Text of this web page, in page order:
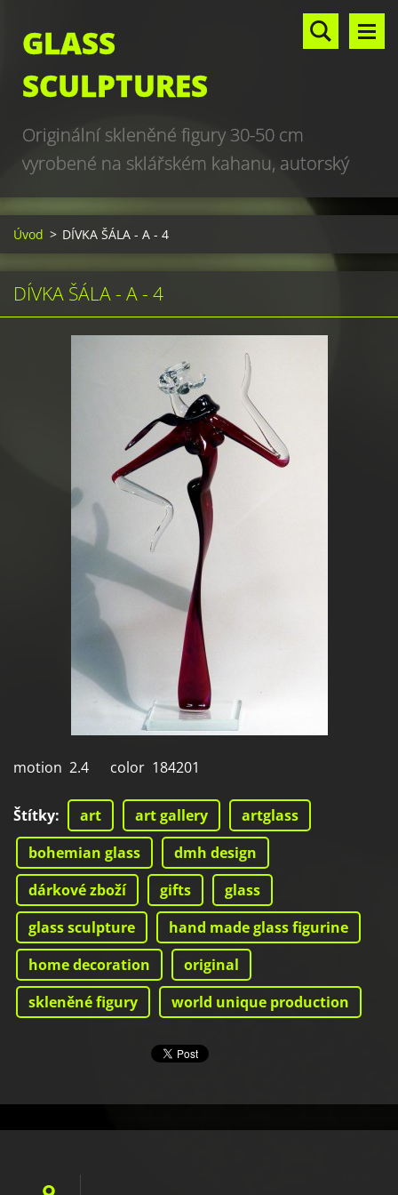
GLASS
SCULPTURES
Originální skleněné figury 30-50 cm
vyrobené na sklářském kahanu, autorský
design, hand made, art glass sculptures,
world unique production
Úvod > DÍVKA ŠÁLA - A - 4
DÍVKA ŠÁLA - A - 4
motion 2.4 color 184201
Štítky: art art gallery
artglass
bohemian glass
dmh design
dárkové zboží
gifts
glass
glass sculpture
hand made glass figurine
home decoration
original
skleněné figury
world unique production